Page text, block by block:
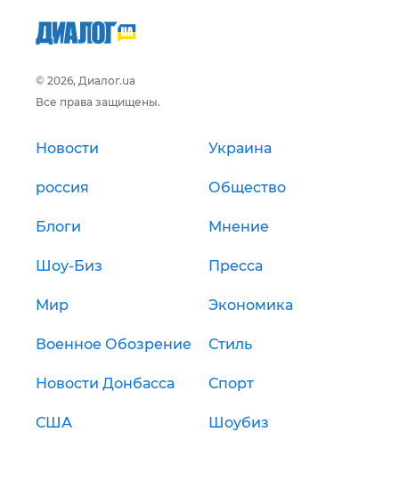
© 2026, Диалог.ua
Все права защищены.
Новости Украина
россия Общество
Блоги Мнение
Шоу-Биз Пресса
Мир Экономика
Военное Обозрение Стиль
Новости Донбасса Спорт
США Шоубиз